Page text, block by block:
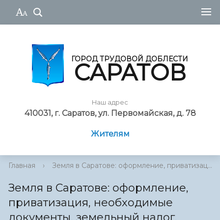
ГОРОД ТРУДОВОЙ ДОБЛЕСТИ
САРАТОВ
Наш адрес
410031, г. Саратов, ул. Первомайская, д. 78
Жителям
Главная › Земля в Саратове: оформление, приватизац...
Земля в Саратове: оформление,
приватизация, необходимые
документы, земельный налог,